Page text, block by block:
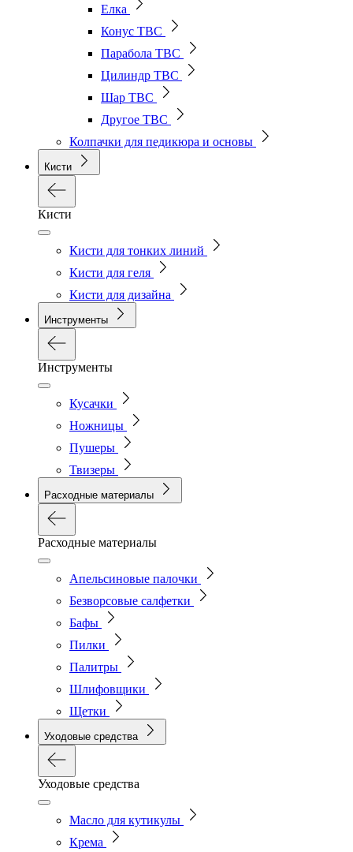
Елка
Конус ТВС
Парабола ТВС
Цилиндр ТВС
Шар ТВС
Другое ТВС
Колпачки для педикюра и основы
Кисти
Кисти
Кисти для тонких линий
Кисти для геля
Кисти для дизайна
Инструменты
Инструменты
Кусачки
Ножницы
Пушеры
Твизеры
Расходные материалы
Расходные материалы
Апельсиновые палочки
Безворсовые салфетки
Бафы
Пилки
Палитры
Шлифовщики
Щетки
Уходовые средства
Уходовые средства
Масло для кутикулы
Крема